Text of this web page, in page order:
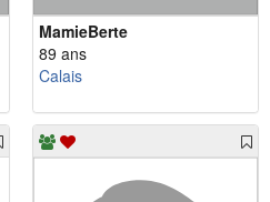
MamieBerte
89 ans
Calais